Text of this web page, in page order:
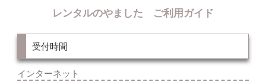
レンタルのやました ご利用ガイド
受付時間
インターネット